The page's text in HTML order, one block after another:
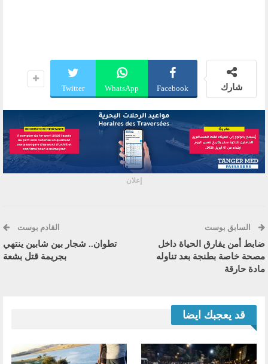
شارك Facebook
WhatsApp
Twitter
إعلان
السابق بوست
ضابط أمن يفارق الحياة داخل
مصحة خاصة بطنجة بعد تناوله
مادة حارقة
القادم بوست
تطوان.. شجار بين شابين ينتهي
بجريمة قتل بشعة
قد يعجبك ايضا